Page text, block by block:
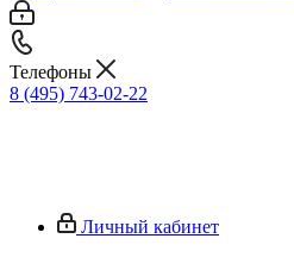
Телефоны
8 (495) 743-02-22
Личный кабинет